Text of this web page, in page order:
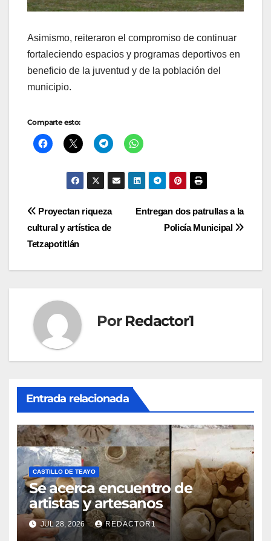
Asimismo, reiteraron el compromiso de continuar
fortaleciendo espacios y programas deportivos en
beneficio de la juventud y de la población del
municipio.
Comparte esto:
Navegación
de
entradas
Entregan dos patrullas a la
Policía Municipal
Proyectan riqueza
cultural y artística de
Tetzapotitlán
Por Redactor1
Entrada relacionada
CASTILLO DE TEAYO
Se acerca encuentro de
artistas y artesanos
JUL 28, 2026 REDACTOR1